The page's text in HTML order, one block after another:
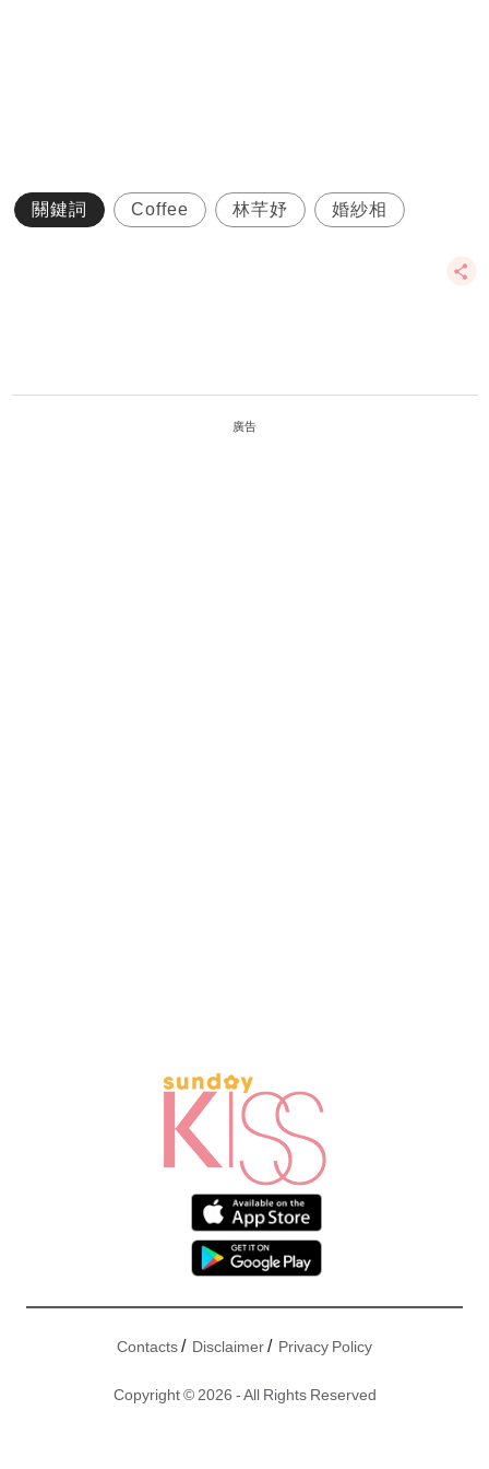
關鍵詞 Coffee 林芊妤 婚紗相
廣告
Contacts/ Disclaimer/ Privacy Policy
Copyright © 2026 - All Rights Reserved